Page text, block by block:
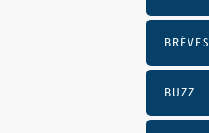
BRÈVES
BUZZ